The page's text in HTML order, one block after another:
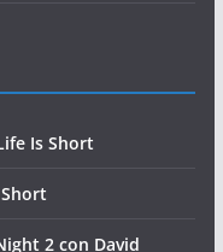
Is Short
2 con David